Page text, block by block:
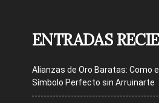
ENTRADAS
Alianzas de Oro Baratas: Como
Símbolo Perfecto sin Arruinarte